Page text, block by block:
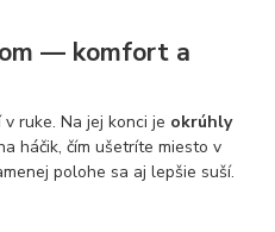
— komfort a
ruke. Na jej konci je okrúhly
háčik, čím ušetríte miesto v
polohe sa aj lepšie suší.